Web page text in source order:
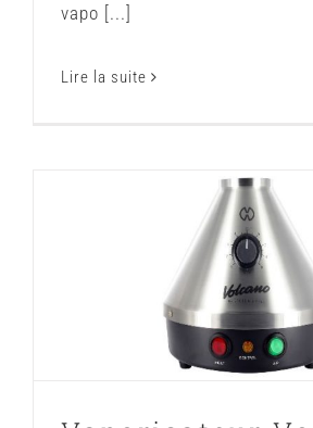
vapo [...]
Lire la suite
Vaporisateur Volcano
et Avis
Vaporisateur de salon :